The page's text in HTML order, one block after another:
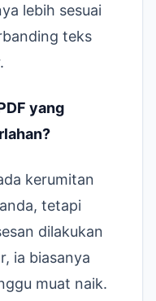
lebih sesuai
teks
yang
kerumitan
tetapi
dilakukan
ia biasanya
muat naik.